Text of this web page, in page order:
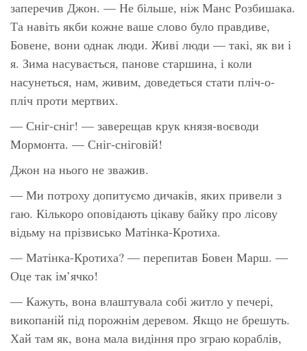
заперечив Джон. — Не більше, ніж Манс Розбишака.
Та навіть якби кожне ваше слово було правдиве,
Бовене, вони однак люди. Живі люди — такі, як ви і
я. Зима насувається, панове старшина, і коли
насунеться, нам, живим, доведеться стати пліч-о-
пліч проти мертвих.
— Сніг-сніг! — заверещав крук князя-воєводи
Мормонта. — Сніг-сніговій!
Джон на нього не зважив.
— Ми потроху допитуємо дичаків, яких привели з
гаю. Кількоро оповідають цікаву байку про лісову
відьму на прізвисько Матінка-Кротиха.
— Матінка-Кротиха? — перепитав Бовен Марш. —
Оце так ім’ячко!
— Кажуть, вона влаштувала собі житло у печері,
викопаній під порожнім деревом. Якщо не брешуть.
Хай там як, вона мала видіння про зграю кораблів,